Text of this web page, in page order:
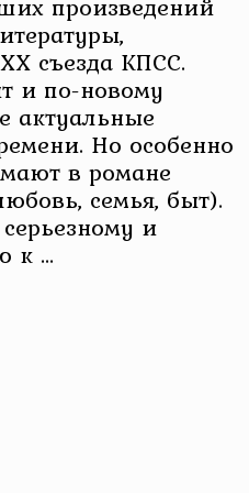
съезда КПСС.
и по-новому
актуальные
Но особенно
в романе
семья, быт).
и
к ...